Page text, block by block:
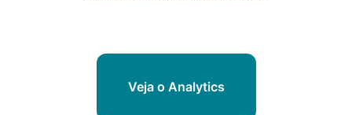
Veja o Analytics